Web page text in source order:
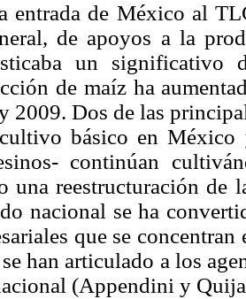
entrada de México al
de apoyos a la
un significativo
de maíz ha
2009. Dos de las
básico en México
continúan
una reestructuración de
nacional se ha
que se
han articulado a los
(Appendini y